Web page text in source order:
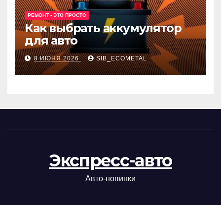
РЕМОНТ - ЭТО ПРОСТО
Как выбрать аккумулятор
для авто
8 ИЮНЯ 2026 SIB_ECOMETAL
Экспресс-авто
Авто-новинки